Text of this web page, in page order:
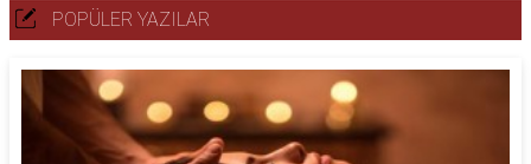
POPÜLER YAZILAR